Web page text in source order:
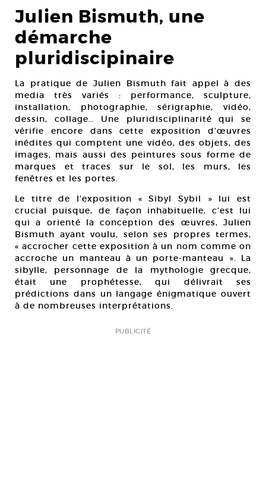
Julien Bismuth, une
démarche
pluridiscipinaire
La pratique de Julien Bismuth fait appel à des
media très variés : performance, sculpture,
installation, photographie, sérigraphie, vidéo,
dessin, collage… Une pluridisciplinarité qui se
vérifie encore dans cette exposition d’œuvres
inédites qui comptent une vidéo, des objets, des
images, mais aussi des peintures sous forme de
marques et traces sur le sol, les murs, les
fenêtres et les portes.
Le titre de l’exposition « Sibyl Sybil » lui est
crucial puisque, de façon inhabituelle, c’est lui
qui a orienté la conception des œuvres, Julien
Bismuth ayant voulu, selon ses propres termes,
« accrocher cette exposition à un nom comme on
accroche un manteau à un porte-manteau ». La
sibylle, personnage de la mythologie grecque,
était une prophétesse, qui délivrait ses
prédictions dans un langage énigmatique ouvert
à de nombreuses interprétations.
PUBLICITÉ